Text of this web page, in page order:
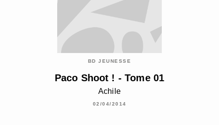
BD JEUNESSE
Paco Shoot ! - Tome 01
Achile
02/04/2014